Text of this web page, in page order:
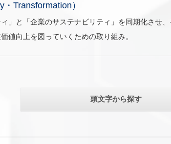
Transformation）
ィ」と「企業のサステナビリティ」を同期化させ
値向上を図っていくための取り組み。
頭文字から探す